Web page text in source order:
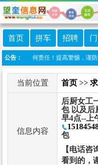
首页 拼车 招聘
公告：
承担任何责任！提高警惕，谨防
当前位置 首页 >>
信息内容
后厨女工
包 以及后
早4点--上
包
【电话咨
看到的，